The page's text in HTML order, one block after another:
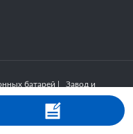
батарей | Завод и
| ACE Battery Powered by
粤ICP备2022150578号